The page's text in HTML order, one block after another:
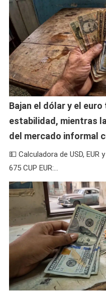
Bajan el dólar y el
estabilidad, mientras
del mercado informal
💵 Calculadora de USD, EUR
675 CUP EUR:…